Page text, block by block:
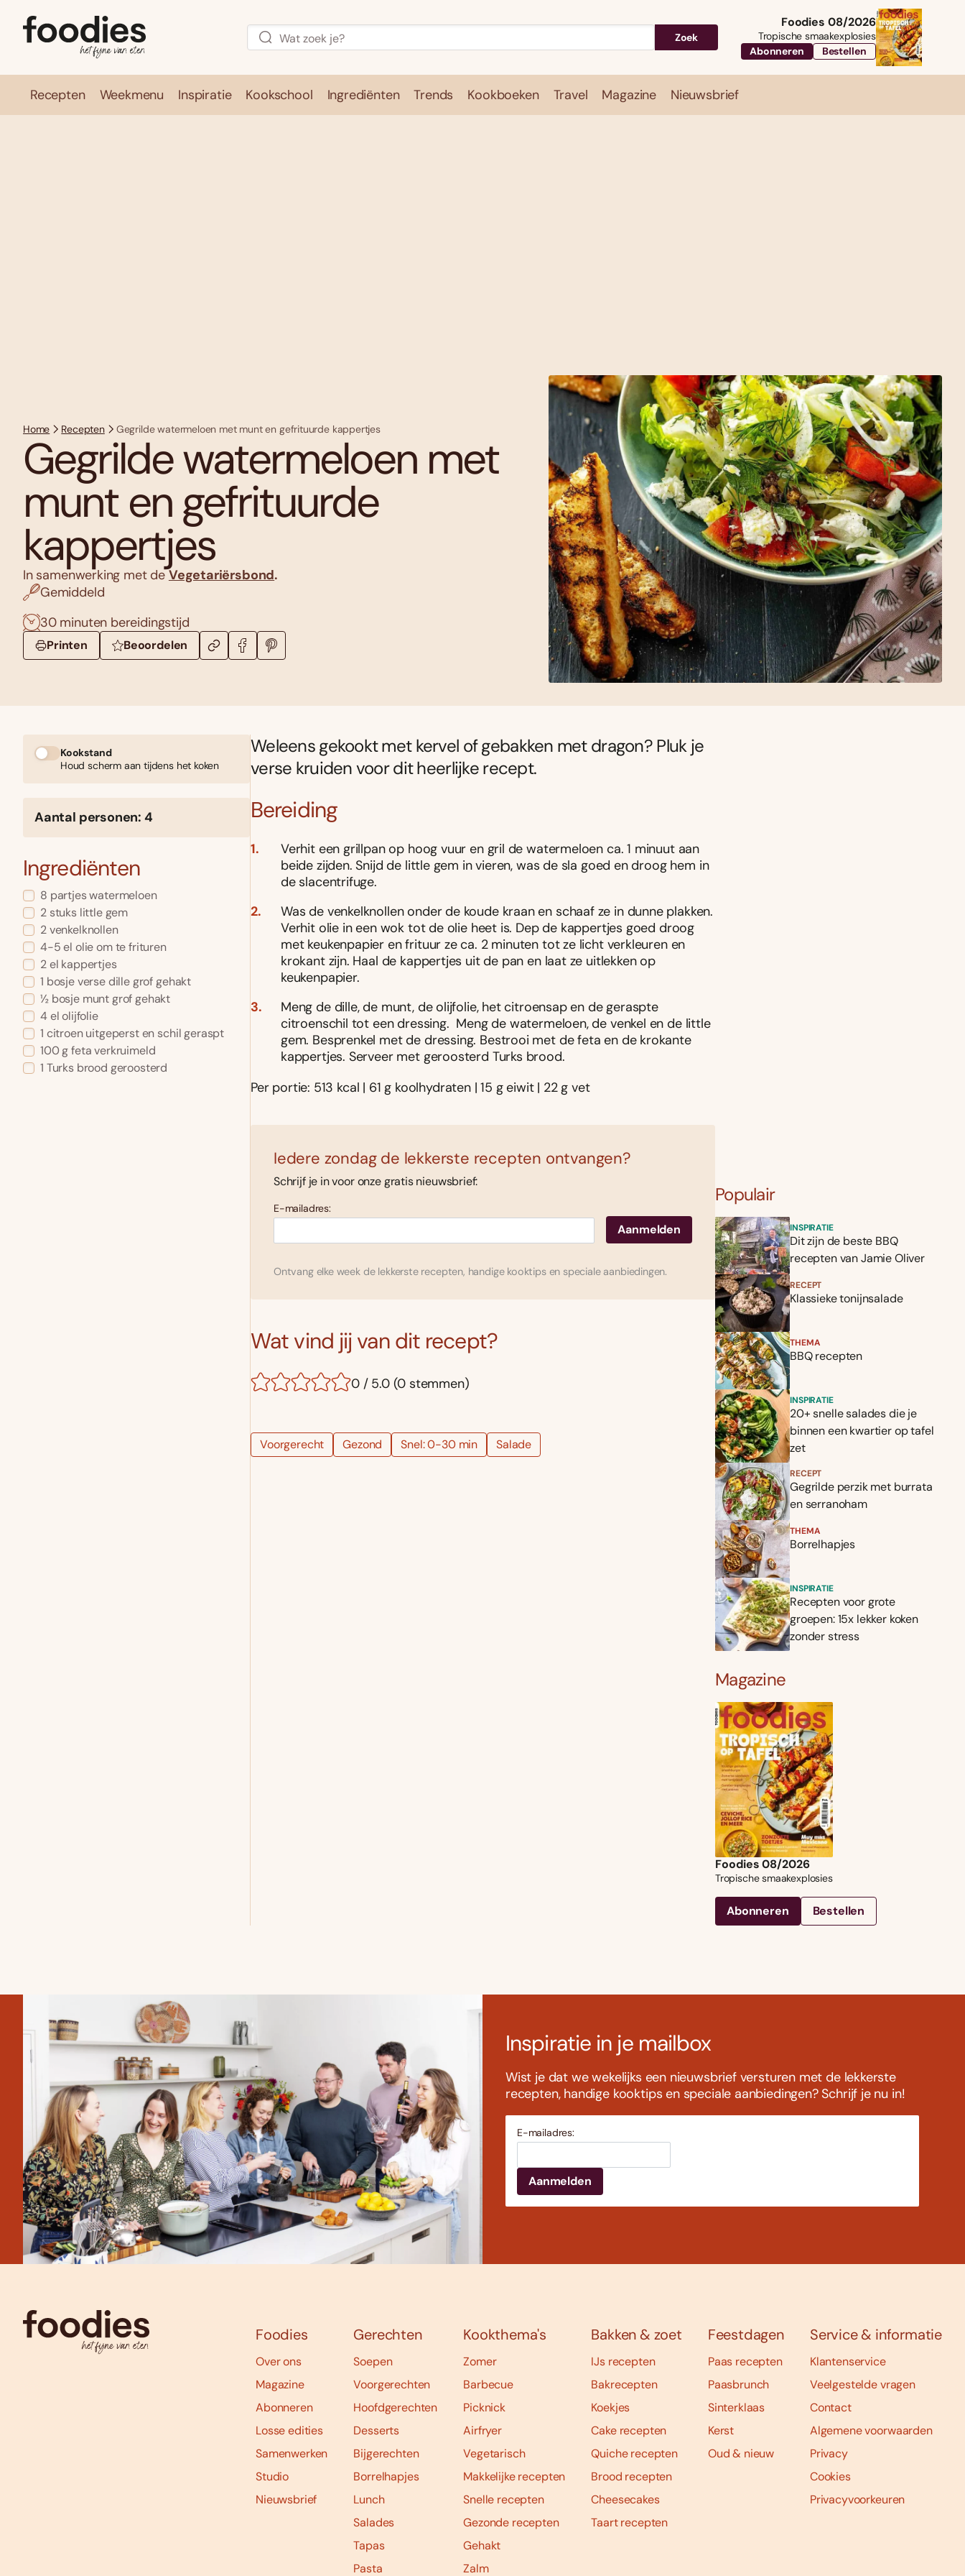
Zoek
Foodies 08/2026
Tropische smaakexplosies
Abonneren
Bestellen
Recepten Weekmenu Inspiratie Kookschool Ingrediënten Trends Kookboeken Travel Magazine Nieuwsbrief
Home Recepten Gegrilde watermeloen met munt en gefrituurde kappertjes
Gegrilde watermeloen met
munt en gefrituurde
kappertjes
In samenwerking met deVegetariërsbond.
Gemiddeld
30 minuten bereidingstijd
Printen Beoordelen
Kookstand
Houd scherm aan tijdens het koken
Aantal personen: 4
Ingrediënten
8 partjes watermeloen
2 stuks little gem
2 venkelknollen
4-5 el olie om te frituren
2 el kappertjes
1 bosje verse dille grof gehakt
½ bosje munt grof gehakt
4 el olijfolie
1 citroen uitgeperst en schil geraspt
100 g feta verkruimeld
1 Turks brood geroosterd
Weleens gekookt met kervel of gebakken met dragon? Pluk je
verse kruiden voor dit heerlijke recept.
Bereiding
Verhit een grillpan op hoog vuur en gril de watermeloen ca. 1 minuut aan
beide zijden. Snijd de little gem in vieren, was de sla goed en droog hem in
de slacentrifuge.
Was de venkelknollen onder de koude kraan en schaaf ze in dunne plakken.
Verhit olie in een wok tot de olie heet is. Dep de kappertjes goed droog
met keukenpapier en frituur ze ca. 2 minuten tot ze licht verkleuren en
krokant zijn. Haal de kappertjes uit de pan en laat ze uitlekken op
keukenpapier.
Meng de dille, de munt, de olijfolie, het citroensap en de geraspte
citroenschil tot een dressing. Meng de watermeloen, de venkel en de little
gem. Besprenkel met de dressing. Bestrooi met de feta en de krokante
kappertjes. Serveer met geroosterd Turks brood.
Per portie: 513 kcal | 61 g koolhydraten | 15 g eiwit | 22 g vet
Iedere zondag de lekkerste recepten ontvangen?
Schrijf je in voor onze gratis nieuwsbrief:
E-mailadres:
Ontvang elke week de lekkerste recepten, handige kooktips en speciale aanbiedingen.
Wat vind jij van dit recept?
0 / 5.0 (0 stemmen)
Voorgerecht Gezond Snel: 0-30 min Salade
Populair
INSPIRATIE
Dit zijn de beste BBQ
recepten van Jamie Oliver
RECEPT
Klassieke tonijnsalade
THEMA
BBQ recepten
INSPIRATIE
20+ snelle salades die je
binnen een kwartier op tafel
zet
RECEPT
Gegrilde perzik met burrata
en serranoham
THEMA
Borrelhapjes
INSPIRATIE
Recepten voor grote
groepen: 15x lekker koken
zonder stress
Magazine
Foodies 08/2026
Tropische smaakexplosies
Abonneren Bestellen
Inspiratie in je mailbox
Wist je dat we wekelijks een nieuwsbrief versturen met de lekkerste
recepten, handige kooktips en speciale aanbiedingen? Schrijf je nu in!
E-mailadres:
Foodies
Over ons
Magazine
Abonneren
Losse edities
Samenwerken
Studio
Nieuwsbrief
Gerechten
Soepen
Voorgerechten
Hoofdgerechten
Desserts
Bijgerechten
Borrelhapjes
Lunch
Salades
Tapas
Pasta
Kookthema's
Zomer
Barbecue
Picknick
Airfryer
Vegetarisch
Makkelijke recepten
Snelle recepten
Gezonde recepten
Gehakt
Zalm
Bakken & zoet
IJs recepten
Bakrecepten
Koekjes
Cake recepten
Quiche recepten
Brood recepten
Cheesecakes
Taart recepten
Feestdagen
Paas recepten
Paasbrunch
Sinterklaas
Kerst
Oud & nieuw
Service & informatie
Klantenservice
Veelgestelde vragen
Contact
Algemene voorwaarden
Privacy
Cookies
Privacyvoorkeuren